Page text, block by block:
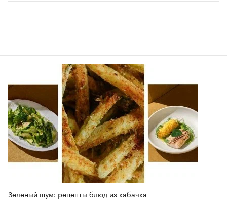
Зеленый шум: рецепты блюд из кабачка